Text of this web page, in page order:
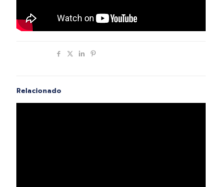
Relacionado